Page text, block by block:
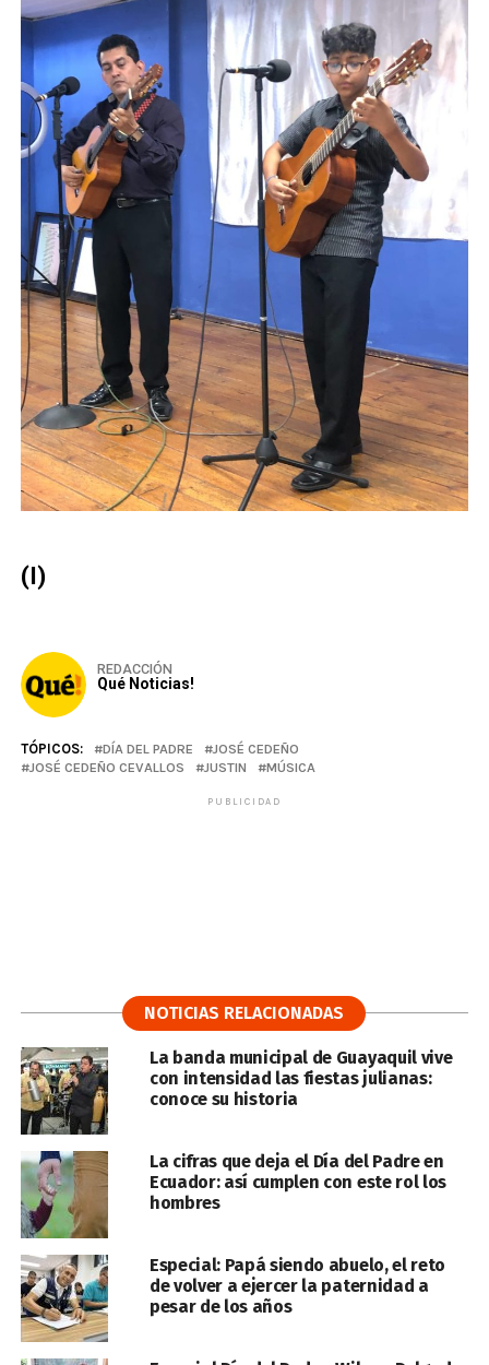
(I)
REDACCIÓN
Qué Noticias!
TÓPICOS: DÍA DEL PADRE
JOSÉ CEDEÑO
JOSÉ CEDEÑO CEVALLOS
JUSTIN MÚSICA
PUBLICIDAD
NOTICIAS RELACIONADAS
La banda municipal de Guayaquil vive
con intensidad las fiestas julianas:
conoce su historia
La cifras que deja el Día del Padre en
Ecuador: así cumplen con este rol los
hombres
Especial: Papá siendo abuelo, el reto
de volver a ejercer la paternidad a
pesar de los años